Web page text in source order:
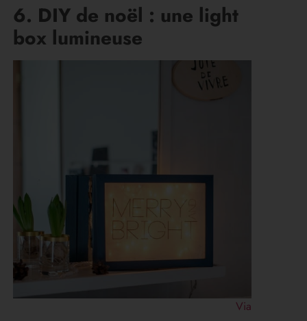
6. DIY de noël : une light
box lumineuse
Via